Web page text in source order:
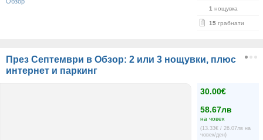
1 нощувка
15 грабнати
През Септември в Обзор: 2 или 3 нощувки, плюс
интернет и паркинг
30.00€
58.67лв
на човек
(13.33€ / 26.07лв на
човек/ден)